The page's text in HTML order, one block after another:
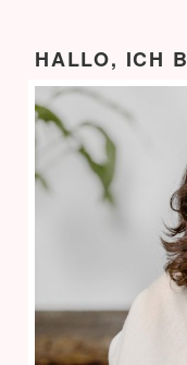
HALLO, ICH